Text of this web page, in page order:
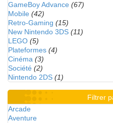
GameBoy Advance (67)
Mobile (42)
Retro-Gaming (15)
New Nintendo 3DS (11)
LEGO (5)
Plateformes (4)
Cinéma (3)
Société (2)
Nintendo 2DS (1)
Filtrer
Arcade
Aventure